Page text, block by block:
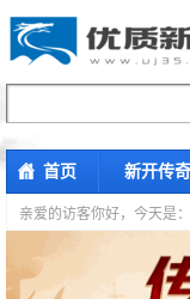
首页 新开传
亲爱的访客你好， 今天是